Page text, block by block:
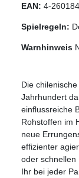
EAN: 4-
Spielregeln:
Warnhinweis
Die
Jahrhundert
einflussreiche
Rohstoffen im
neue
effizienter
oder schnellen
Ihr bei jeder